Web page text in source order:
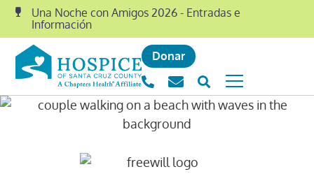
Una Noche con Amigos 2026 - Entradas e
Información
Donar